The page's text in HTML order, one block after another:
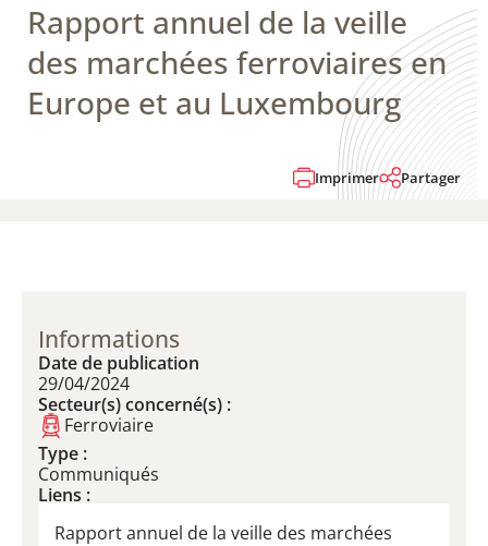
Rapport annuel de la veille
des marchées ferroviaires en
Europe et au Luxembourg
Imprimer Partager
Informations
Date de publication
29/04/2024
Secteur(s) concerné(s) :
Ferroviaire
Type :
Communiqués
Liens :
Rapport annuel de la veille des marchées